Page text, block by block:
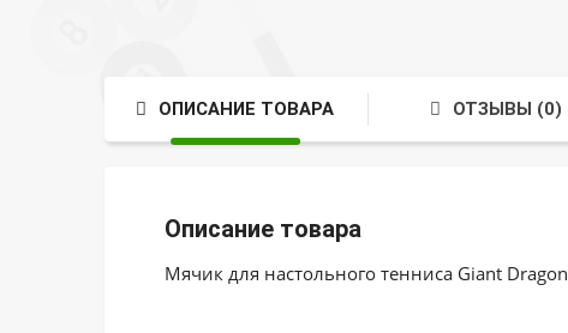
ОПИСАНИЕ ТОВАРА ОТЗЫВЫ (0)
Описание товара
Мячик для настольного тенниса Giant Dragon